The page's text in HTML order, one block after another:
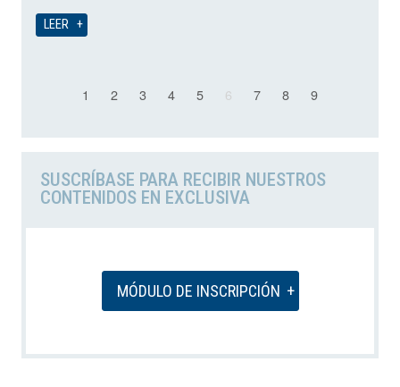
LEER
1 2 3 4 5 6 7 8 9
SUSCRÍBASE PARA RECIBIR NUESTROS
CONTENIDOS EN EXCLUSIVA
MÓDULO DE INSCRIPCIÓN